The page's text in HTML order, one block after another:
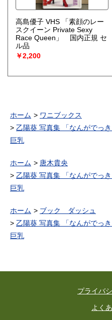
高島優子 VHS 「素顔のレー
スクイーン Private Sexy
Race Queen」 国内正規 セ
ル品
￥2,200
ホーム
ワニブックス
乙陽葵 写真集 「なんがで
巨乳
ホーム
唐木貴央
乙陽葵 写真集 「なんがで
巨乳
ホーム
ブック ダッシュ
乙陽葵 写真集 「なんがで
巨乳
プライバ
よく